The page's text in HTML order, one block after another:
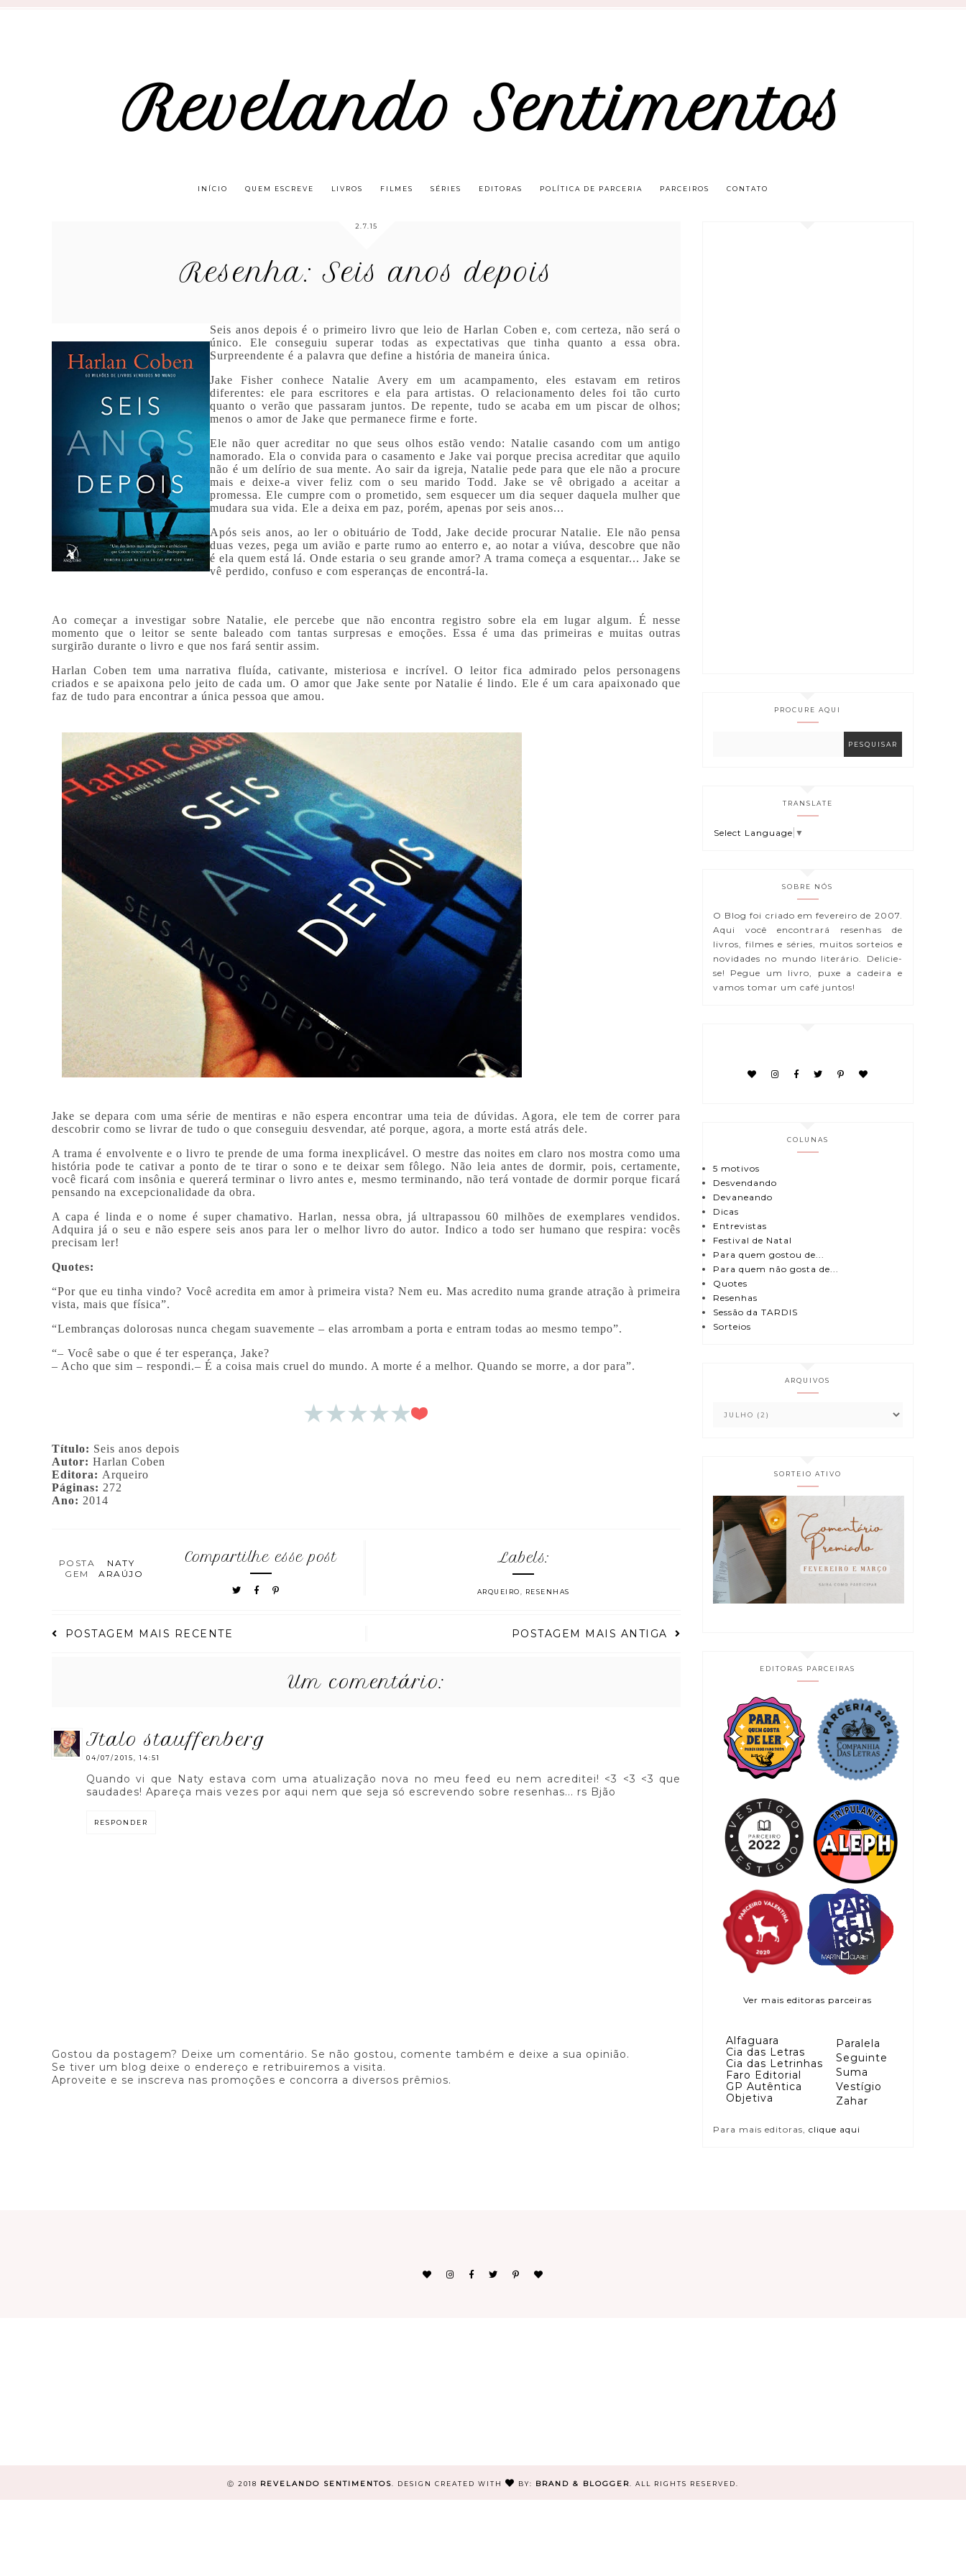
Revelando Sentimentos
INÍCIO QUEM ESCREVE LIVROS FILMES SÉRIES EDITORAS POLÍTICA DE PARCERIA PARCEIROS CONTATO
2.7.15
Resenha: Seis anos depois
Seis anos depois é o primeiro livro que leio de Harlan Coben e, com certeza, não será o
único. Ele conseguiu superar todas as expectativas que tinha quanto a essa obra.
Surpreendente é a palavra que define a história de maneira única.
Jake Fisher conhece Natalie Avery em um acampamento, eles estavam em retiros
diferentes: ele para escritores e ela para artistas. O relacionamento deles foi tão curto
quanto o verão que passaram juntos. De repente, tudo se acaba em um piscar de olhos;
menos o amor de Jake que permanece firme e forte.
Ele não quer acreditar no que seus olhos estão vendo: Natalie casando com um antigo
namorado. Ela o convida para o casamento e Jake vai porque precisa acreditar que aquilo
não é um delírio de sua mente. Ao sair da igreja, Natalie pede para que ele não a procure
mais e deixe-a viver feliz com o seu marido Todd. Jake se vê obrigado a aceitar a
promessa. Ele cumpre com o prometido, sem esquecer um dia sequer daquela mulher que
mudara sua vida. Ele a deixa em paz, porém, apenas por seis anos...
Após seis anos, ao ler o obituário de Todd, Jake decide procurar Natalie. Ele não pensa
duas vezes, pega um avião e parte rumo ao enterro e, ao notar a viúva, descobre que não
é ela quem está lá. Onde estaria o seu grande amor? A trama começa a esquentar... Jake se
vê perdido, confuso e com esperanças de encontrá-la.
Ao começar a investigar sobre Natalie, ele percebe que não encontra registro sobre ela em lugar algum. É nesse
momento que o leitor se sente baleado com tantas surpresas e emoções. Essa é uma das primeiras e muitas outras
surgirão durante o livro e que nos fará sentir assim.
Harlan Coben tem uma narrativa fluída, cativante, misteriosa e incrível. O leitor fica admirado pelos personagens
criados e se apaixona pelo jeito de cada um. O amor que Jake sente por Natalie é lindo. Ele é um cara apaixonado que
faz de tudo para encontrar a única pessoa que amou.
Jake se depara com uma série de mentiras e não espera encontrar uma teia de dúvidas. Agora, ele tem de correr para
descobrir como se livrar de tudo o que conseguiu desvendar, até porque, agora, a morte está atrás dele.
A trama é envolvente e o livro te prende de uma forma inexplicável. O mestre das noites em claro nos mostra como uma
história pode te cativar a ponto de te tirar o sono e te deixar sem fôlego. Não leia antes de dormir, pois, certamente,
você ficará com insônia e quererá terminar o livro antes e, mesmo terminando, não terá vontade de dormir porque ficará
pensando na excepcionalidade da obra.
A capa é linda e o nome é super chamativo. Harlan, nessa obra, já ultrapassou 60 milhões de exemplares vendidos.
Adquira já o seu e não espere seis anos para ler o melhor livro do autor. Indico a todo ser humano que respira: vocês
precisam ler!
Quotes:
“Por que eu tinha vindo? Você acredita em amor à primeira vista? Nem eu. Mas acredito numa grande atração à primeira
vista, mais que física”.
“Lembranças dolorosas nunca chegam suavemente – elas arrombam a porta e entram todas ao mesmo tempo”.
“– Você sabe o que é ter esperança, Jake?
– Acho que sim – respondi.– É a coisa mais cruel do mundo. A morte é a melhor. Quando se morre, a dor para”.
Título: Seis anos depois
Autor: Harlan Coben
Editora: Arqueiro
Páginas: 272
Ano: 2014
POSTA
GEM
NATY
ARAÚJO
Compartilhe esse post Labels:
ARQUEIRO RESENHAS
POSTAGEM MAIS RECENTE POSTAGEM MAIS ANTIGA
Um comentário:
italo stauffenberg
04/07/2015, 14:51
Quando vi que Naty estava com uma atualização nova no meu feed eu nem acreditei! <3 <3 <3 que
saudades! Apareça mais vezes por aqui nem que seja só escrevendo sobre resenhas... rs Bjão
RESPONDER
Gostou da postagem? Deixe um comentário. Se não gostou, comente também e deixe a sua opinião.
Se tiver um blog deixe o endereço e retribuiremos a visita.
Aproveite e se inscreva nas promoções e concorra a diversos prêmios.
PROCURE AQUI
TRANSLATE
Select Language ▼
SOBRE NÓS
O Blog foi criado em fevereiro de 2007.
Aqui você encontrará resenhas de
livros, filmes e séries, muitos sorteios e
novidades no mundo literário. Delicie-
se! Pegue um livro, puxe a cadeira e
vamos tomar um café juntos!
COLUNAS
5 motivos
Desvendando
Devaneando
Dicas
Entrevistas
Festival de Natal
Para quem gostou de...
Para quem não gosta de...
Quotes
Resenhas
Sessão da TARDIS
Sorteios
ARQUIVOS
SORTEIO ATIVO
EDITORAS PARCEIRAS
Ver mais editoras parceiras
Alfaguara
Cia das Letras
Cia das Letrinhas
Faro Editorial
GP Autêntica
Objetiva
Paralela
Seguinte
Suma
Vestígio
Zahar
Para mais editoras, clique aqui
Ⓒ 2018 REVELANDO SENTIMENTOS. DESIGN CREATED WITH BY: BRAND & BLOGGER. ALL RIGHTS RESERVED.